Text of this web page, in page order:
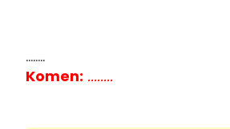
........
Komen: ........